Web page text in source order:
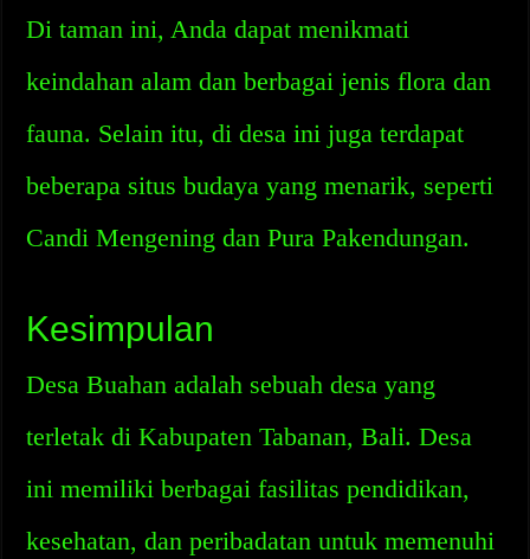
Di taman ini, Anda dapat menikmati
keindahan alam dan berbagai jenis flora dan
fauna. Selain itu, di desa ini juga terdapat
beberapa situs budaya yang menarik, seperti
Candi Mengening dan Pura Pakendungan.
Kesimpulan
Desa Buahan adalah sebuah desa yang
terletak di Kabupaten Tabanan, Bali. Desa
ini memiliki berbagai fasilitas pendidikan,
kesehatan, dan peribadatan untuk memenuhi